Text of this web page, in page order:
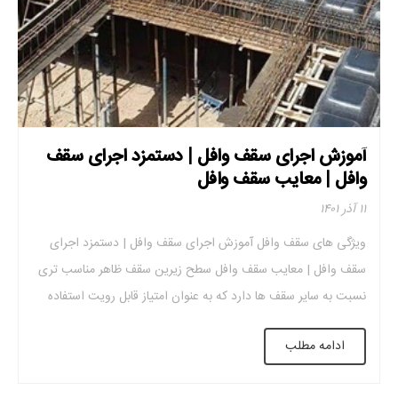
آموزش اجرای سقف وافل | دستمزد اجرای سقف
وافل | معایب سقف وافل
۱۱ آذر ۱۴۰۱
ویژگی های سقف وافل آموزش اجرای سقف وافل | دستمزد اجرای
سقف وافل | معایب سقف وافل سطح زیرین سقف ظاهر مناسب تری
نسبت به سایر سقف ها دارد که به عنوان امتیاز قابل رویت استفاده
ادامه مطلب